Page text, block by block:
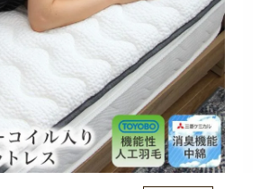
冷感寝具 ワークデスク ウィルトンラ